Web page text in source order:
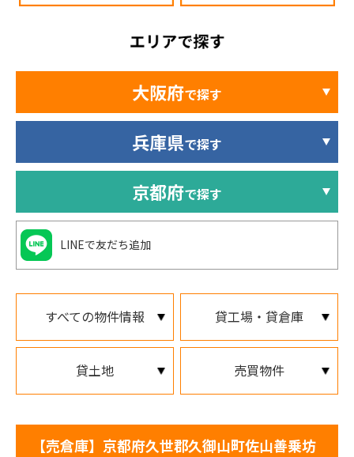
すべての物件情報 貸工場・貸倉庫
貸土地 売買物件
【売倉庫】京都府久世郡久御山町佐山善乗坊
大阪府で探す
兵庫県で探す
京都府で探す
LINEで友だち追加